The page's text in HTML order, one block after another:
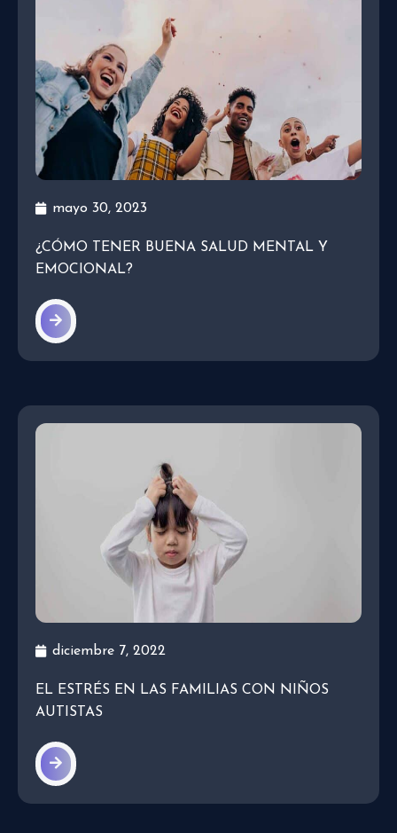
mayo 30, 2023
¿CÓMO TENER BUENA SALUD MENTAL Y
EMOCIONAL?
diciembre 7, 2022
EL ESTRÉS EN LAS FAMILIAS CON NIÑOS
AUTISTAS